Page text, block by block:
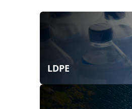
LDPE